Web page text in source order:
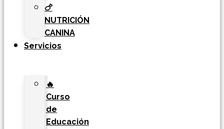
🍗
NUTRICIÓN
CANINA
Servicios
🔥
Curso
de
Educación